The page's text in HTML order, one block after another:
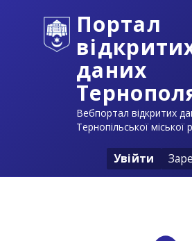
Портал
даних
Вебпортал відкритих
Тернопільської міської
Увійти